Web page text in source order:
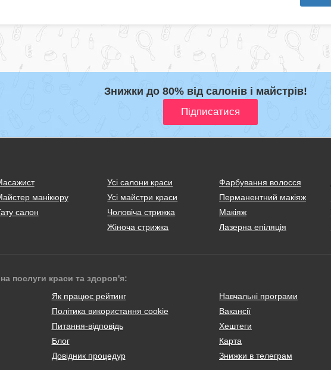
Знижки до 80% від салонів і майстрів!
манікюру
салон
Усі салони краси
Усі майстри краси
Чоловіча стрижка
Жіноча стрижка
Фарбування волосся
Перманентний макіяж
Макіяж
Лазерна епіляція
послуги краси та здоров'я:
Як працює рейтинг
Політика використання cookie
Питання-відповідь
Блог
Довідник процедур
Навчальні програми
Вакансії
Хештеги
Карта
Знижки в телеграм